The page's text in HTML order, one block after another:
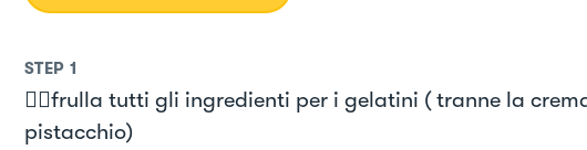
STEP 1
👉🏻frulla tutti gli ingredienti per i gelatini ( tranne la
pistacchio)